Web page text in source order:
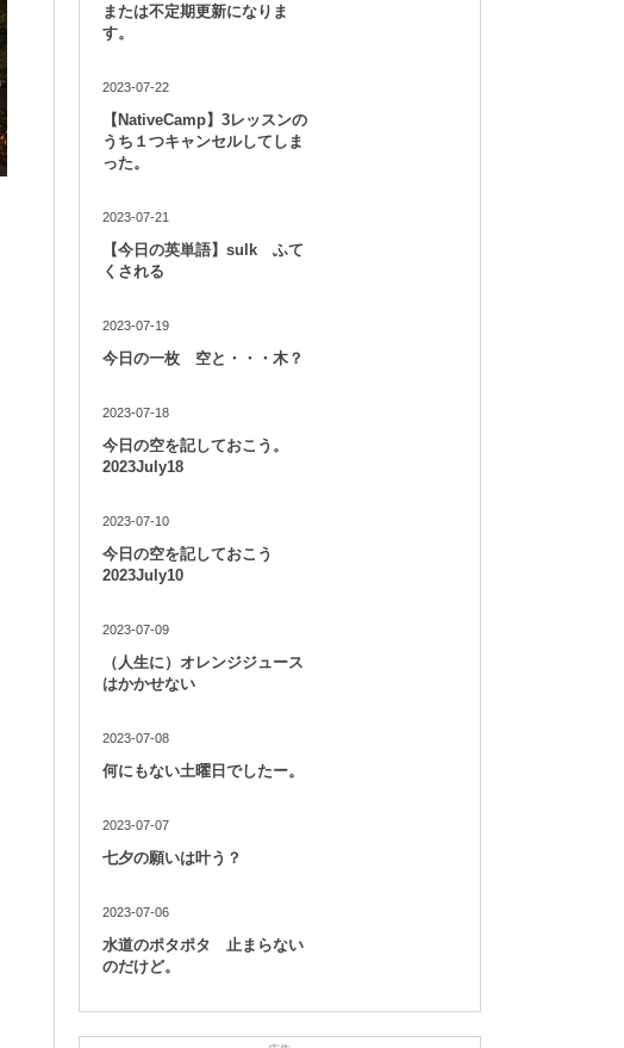
または不定期更新になりま
す。
2023-07-22
【NativeCamp】3レッスンの
うち１つキャンセルしてしま
った。
2023-07-21
【今日の英単語】sulk ふて
くされる
2023-07-19
今日の一枚 空と・・・木？
2023-07-18
今日の空を記しておこう。
2023July18
2023-07-10
今日の空を記しておこう
2023July10
2023-07-09
（人生に）オレンジジュース
はかかせない
2023-07-08
何にもない土曜日でしたー。
2023-07-07
七夕の願いは叶う？
2023-07-06
水道のポタポタ 止まらない
のだけど。